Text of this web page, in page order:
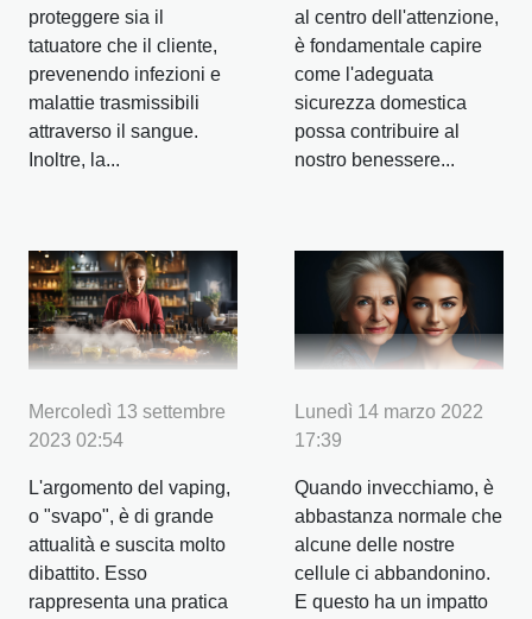
proteggere sia il
tatuatore che il cliente,
prevenendo infezioni e
malattie trasmissibili
attraverso il sangue.
Inoltre, la...
al centro dell'attenzione,
è fondamentale capire
come l'adeguata
sicurezza domestica
possa contribuire al
nostro benessere...
Mercoledì 13 settembre
2023 02:54
L'argomento del vaping,
o "svapo", è di grande
attualità e suscita molto
dibattito. Esso
rappresenta una pratica
Lunedì 14 marzo 2022
17:39
Quando invecchiamo, è
abbastanza normale che
alcune delle nostre
cellule ci abbandonino.
E questo ha un impatto